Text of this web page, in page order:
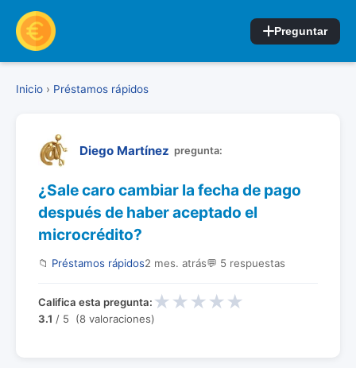
Preguntar
Inicio › Préstamos rápidos
Diego Martínez pregunta:
¿Sale caro cambiar la fecha de pago
después de haber aceptado el
microcrédito?
📁 Préstamos rápidos2 mes. atrás💬 5 respuestas
Califica esta pregunta: ★ ★ ★ ★ ★
3.1 / 5 (8 valoraciones)